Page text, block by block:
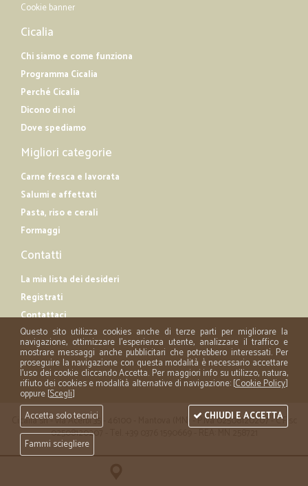
Cookie banner
Cicalia
Chi siamo e come funziona
Programma Cicalia
Perché Cicalia
Dicono di noi
Dove spediamo
Migliori categorie
Carne fresca e lavorata
Salumi e affettati
Pasta, riso e cerali
Formaggi
Contatti
La mia lista dei desideri
Registrati
Contattaci
Cicalia srl - via Acerbi 35 - 46100 - Mantova (MN) - P.iva 02508120207 - C.Fisc
02508120207 - Tel. +39 0376 1590669 - REA: MN 258721
Questo sito utilizza cookies anche di terze parti per migliorare la
navigazione, ottimizzare l'esperienza utente, analizzare il traffico e
mostrare messaggi anche pubblicitari che potrebbero interessati. Per
proseguire la navigazione con questa modalità è necessario accettare
l'uso dei cookie cliccando Accetta. Per maggiori info su utilizzo, natura,
rifiuto dei cookies e modalità alternative di navigazione: [Cookie Policy]
oppure [Scegli]
Accetta solo tecnici
Fammi sciegliere
CHIUDI E ACCETTA